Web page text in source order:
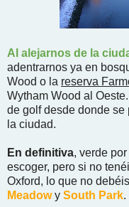
Al alejarnos de la
adentrarnos ya en
Wood o la reserva
Wytham Wood al
de golf desde donde
la ciudad.
En definitiva, verde
escoger, pero si no
Oxford, lo que no
Meadowy South Park.